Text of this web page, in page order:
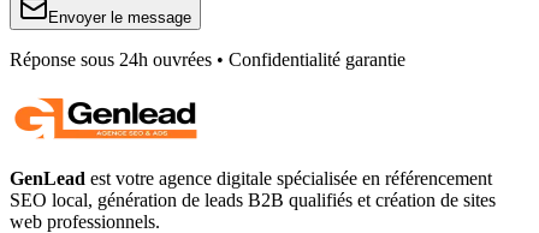
Envoyer le message
Réponse sous 24h ouvrées • Confidentialité garantie
GenLead est votre agence digitale spécialisée en référencement
SEO local, génération de leads B2B qualifiés et création de sites
web professionnels.